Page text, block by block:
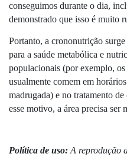
conseguimos durante o dia,
demonstrado que isso é muito
Portanto, a crononutrição
para a saúde metabólica e
populacionais (por exemplo,
usualmente comem em
madrugada) e no tratamento
esse motivo, a área precisa ser
Política de uso: A reprodução